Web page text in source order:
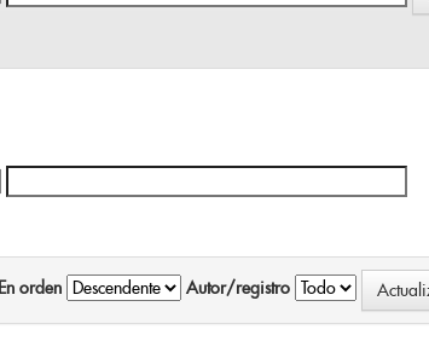
En orden Autor/registro